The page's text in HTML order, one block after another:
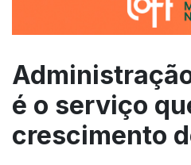
é o serviço
crescimento